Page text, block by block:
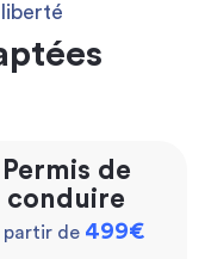
Permis de
conduire
partir de 499€